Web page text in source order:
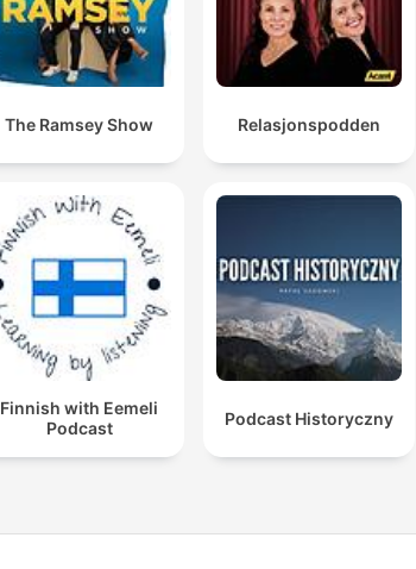
Relasjonspodden
The Ramsey Show
Podcast Historyczny
Finnish with Eemeli
Podcast